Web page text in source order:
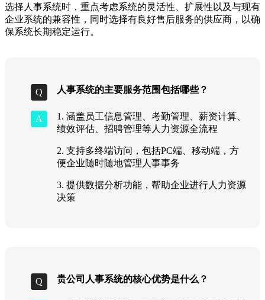
选择人事系统时，重点考虑系统的灵活性、扩展性以及与现有
企业系统的兼容性，同时选择有良好售后服务的供应商，以确
保系统长期稳定运行。
人事系统的主要服务范围包括哪些？
1. 涵盖员工信息管理、考勤管理、薪资计算、
绩效评估、招聘管理等人力资源全流程
2. 支持多终端访问，包括PC端、移动端，方
便企业随时随地管理人事事务
3. 提供数据分析功能，帮助企业进行人力资源
决策
贵公司人事系统的核心优势是什么？